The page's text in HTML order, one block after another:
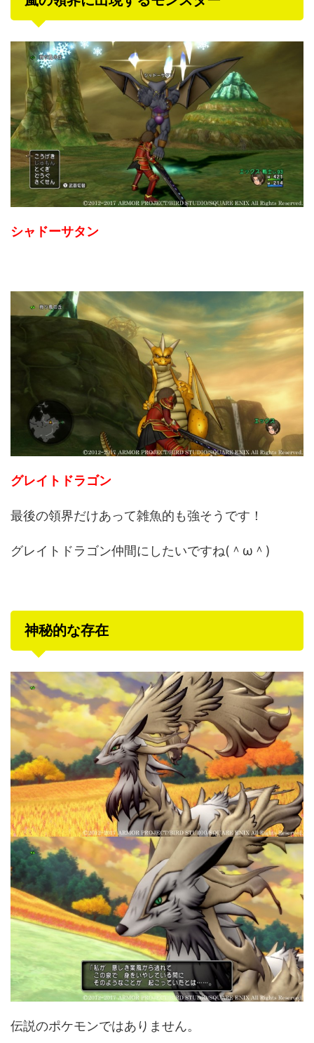
シャドーサタン
グレイトドラゴン
最後の領界だけあって雑魚的も強そうです！
グレイトドラゴン仲間にしたいですね(＾ω＾)
神秘的な存在
伝説のポケモンではありません。